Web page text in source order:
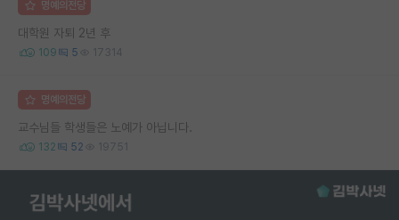
명예의전당
대학원 자퇴 2년 후
109 5 17314
명예의전당
교수님들 학생들은 노예가 아닙니다.
132 52 19751